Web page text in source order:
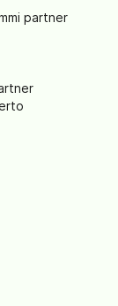
partner